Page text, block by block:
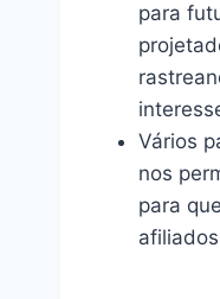
para
Vários
nos
para